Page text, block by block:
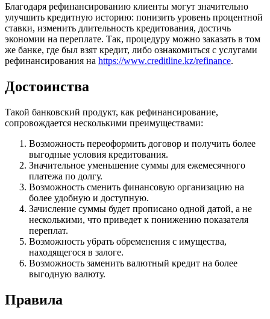
Благодаря рефинансированию клиенты могут значительно
улучшить кредитную историю: понизить уровень процентной
ставки, изменить длительность кредитования, достичь
экономии на переплате. Так, процедуру можно заказать в том
же банке, где был взят кредит, либо ознакомиться с услугами
рефинансирования на https://www.creditline.kz/refinance.
Достоинства
Такой банковский продукт, как рефинансирование,
сопровождается несколькими преимуществами:
Возможность переоформить договор и получить более
выгодные условия кредитования.
Значительное уменьшение суммы для ежемесячного
платежа по долгу.
Возможность сменить финансовую организацию на
более удобную и доступную.
Зачисление суммы будет прописано одной датой, а не
несколькими, что приведет к понижению показателя
переплат.
Возможность убрать обременения с имущества,
находящегося в залоге.
Возможность заменить валютный кредит на более
выгодную валюту.
Правила